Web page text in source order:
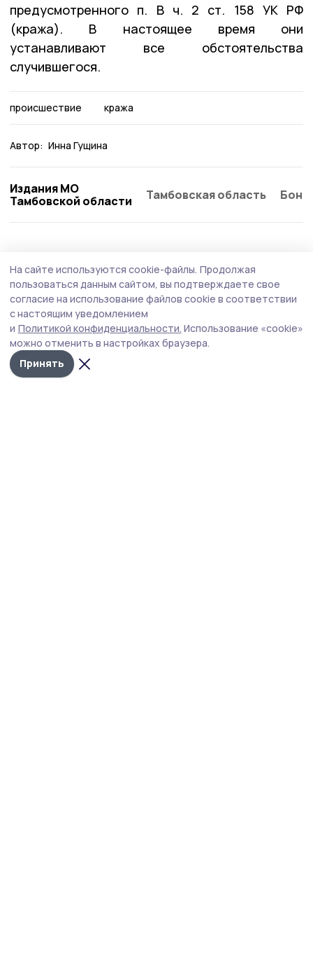
предусмотренного п. В ч. 2 ст. 158 УК РФ
(кража). В настоящее время они
устанавливают все обстоятельства
случившегося.
происшествие кража
Автор: Инна Гущина
Издания МО
Тамбовской области
Тамбовская область
БПЛА уничтожили над Тамбовской
областью
В ночь с 29 на 30 июля дежурные средства ПВО
перехватили и ликвидировали над российскими
регионами 258 вражеских дронов.
На сайте используются cookie-файлы. Продолжая
пользоваться данным сайтом, вы подтверждаете свое
согласие на использование файлов cookie в соответствии
с настоящим уведомлением
и Политикой конфиденциальности. Использование «cookie»
можно отменить в настройках браузера.
Принять